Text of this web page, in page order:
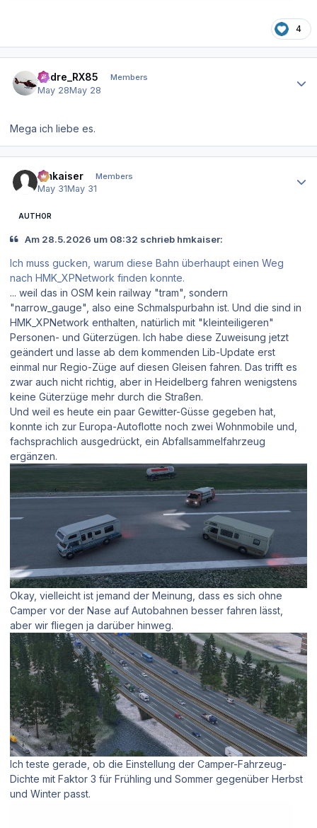
4
Andre_RX85 Members
May 28May 28
Mega ich liebe es.
hmkaiser Members
May 31May 31
AUTHOR
Am 28.5.2026 um 08:32 schrieb hmkaiser:
Ich muss gucken, warum diese Bahn überhaupt einen Weg
nach HMK_XPNetwork finden konnte.
... weil das in OSM kein railway "tram", sondern
"narrow_gauge", also eine Schmalspurbahn ist. Und die sind in
HMK_XPNetwork enthalten, natürlich mit "kleinteiligeren"
Personen- und Güterzügen. Ich habe diese Zuweisung jetzt
geändert und lasse ab dem kommenden Lib-Update erst
einmal nur Regio-Züge auf diesen Gleisen fahren. Das trifft es
zwar auch nicht richtig, aber in Heidelberg fahren wenigstens
keine Güterzüge mehr durch die Straßen.
Und weil es heute ein paar Gewitter-Güsse gegeben hat,
konnte ich zur Europa-Autoflotte noch zwei Wohnmobile und,
fachsprachlich ausgedrückt, ein Abfallsammelfahrzeug
ergänzen.
Okay, vielleicht ist jemand der Meinung, dass es sich ohne
Camper vor der Nase auf Autobahnen besser fahren lässt,
aber wir fliegen ja darüber hinweg.
Ich teste gerade, ob die Einstellung der Camper-Fahrzeug-
Dichte mit Faktor 3 für Frühling und Sommer gegenüber Herbst
und Winter passt.